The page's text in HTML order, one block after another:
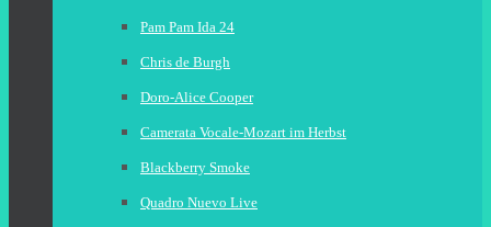
Pam Pam Ida 24
Chris de Burgh
Doro-Alice Cooper
Camerata Vocale-Mozart im Herbst
Blackberry Smoke
Quadro Nuevo Live